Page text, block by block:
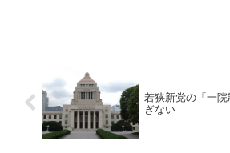
若狭新党の「一
ぎない